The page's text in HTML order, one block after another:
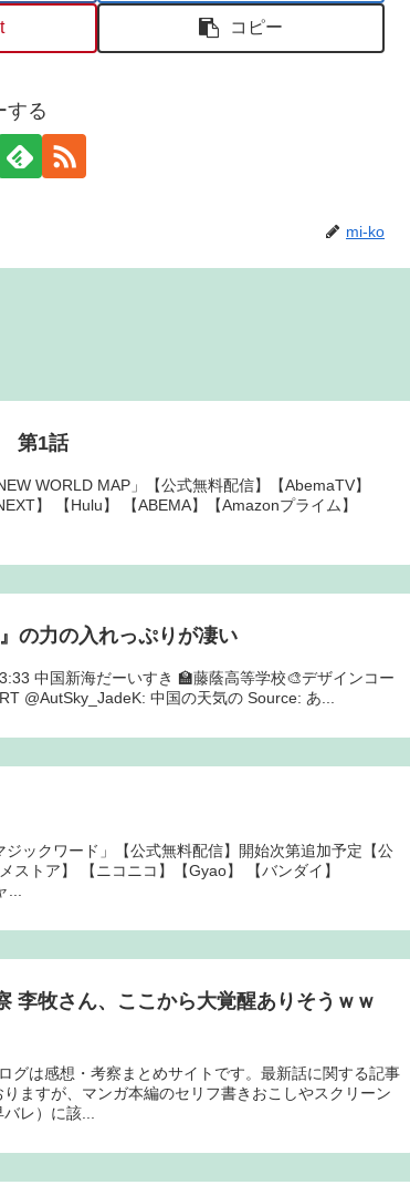
コピー
する
mi-ko
第1話
WORLD MAP」【公式無料配信】【AbemaTV】
】 【Hulu】 【ABEMA】【Amazonプライム】
の力の入れっぷりが凄い
中国新海だーいすき 🏫藤蔭高等学校🎨デザインコー
@AutSky_JadeK: 中国の天気の Source: あ...
ックワード」【公式無料配信】開始次第追加予定【公
トア】 【ニコニコ】【Gyao】 【バンダイ】
李牧さん、ここから大覚醒ありそうｗｗ
は感想・考察まとめサイトです。最新話に関する記事
ますが、マンガ本編のセリフ書きおこしやスクリーン
レ）に該...